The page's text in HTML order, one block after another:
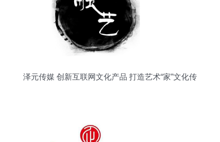
泽元传媒 创新互联网文化产品 打造艺术“家”文化传